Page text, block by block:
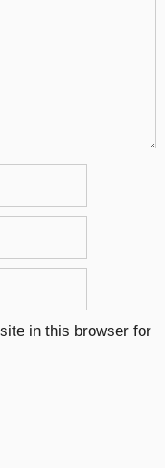
in this browser for